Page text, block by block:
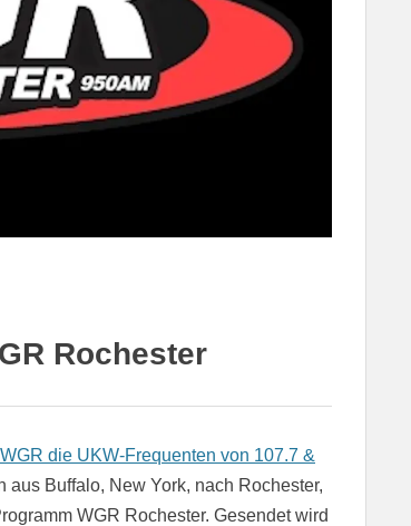
Rochester
die UKW-Frequenten von 107.7 &
aus Buffalo, New York, nach Rochester,
WGR Rochester. Gesendet wird